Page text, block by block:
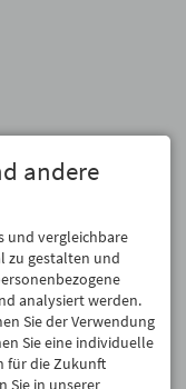
auch keinen Spam.
andere
und vergleichbare
zu gestalten und
analysiert werden.
Sie der Verwendung
Sie eine individuelle
für die Zukunft
Sie in unserer